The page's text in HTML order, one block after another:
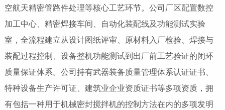
空航天精密管路件处理等核心工艺环节。公司厂区配置数控
加工中心、精密焊接车间、自动化装配线及功能测试实验
室，全流程建立从设计图纸评审、原材料入厂检验、焊接与
装配过程控制、设备整机功能测试到出厂前工艺验证的闭环
质量保证体系。公司持有武器装备质量管理体系认证证书、
特种设备生产许可证、建筑业企业资质证书等多项资质，拥
有包括一种用于机械密封搅拌机的控制方法在内的多项发明